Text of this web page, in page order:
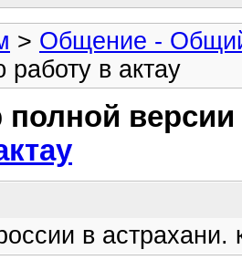
> Общение -
в актау
полной
в астрахани.